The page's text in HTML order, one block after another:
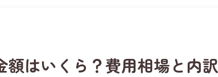
額はいくら？費用相場と内訳